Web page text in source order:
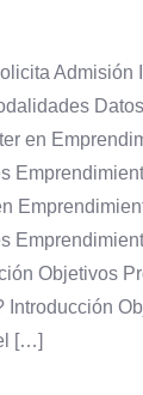
Admisión
en
Objetivos
Introducción
[…]